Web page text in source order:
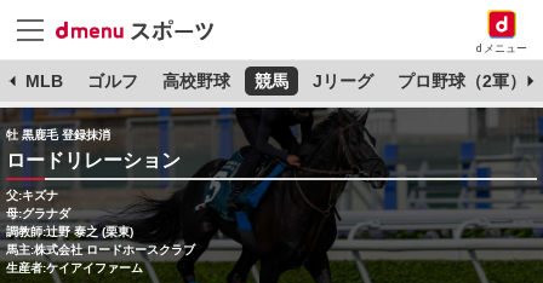
dメニュー
MLB ゴルフ 高校野球 競馬 Jリーグ プロ野球（2軍）
牡 黒鹿毛 登録抹消
ロードリレーション
父:キズナ
母:グラナダ
調教師:辻野 泰之 (栗東)
馬主:株式会社 ロードホースクラブ
生産者:ケイアイファーム